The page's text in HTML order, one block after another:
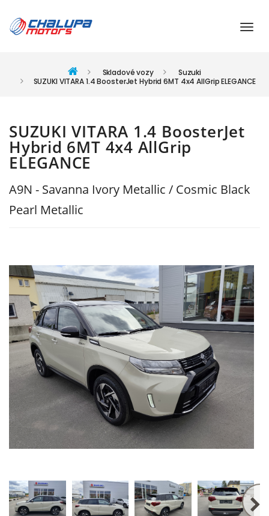
Skladové vozy
Suzuki
SUZUKI VITARA 1.4 BoosterJet Hybrid 6MT 4x4 AllGrip ELEGANCE
SUZUKI VITARA 1.4 BoosterJet
Hybrid 6MT 4x4 AllGrip
ELEGANCE
A9N - Savanna Ivory Metallic / Cosmic Black
Pearl Metallic